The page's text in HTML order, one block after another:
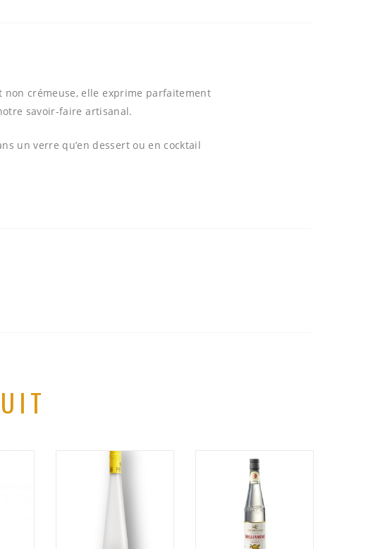
non crémeuse, elle exprime parfaitement
savoir-faire artisanal.
un verre qu’en dessert ou en cocktail